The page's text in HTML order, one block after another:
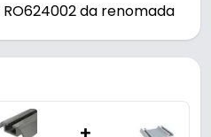
da renomada
que combine alta
excepcional. Este kit é
móveis, proporcionando
suave e silencioso,